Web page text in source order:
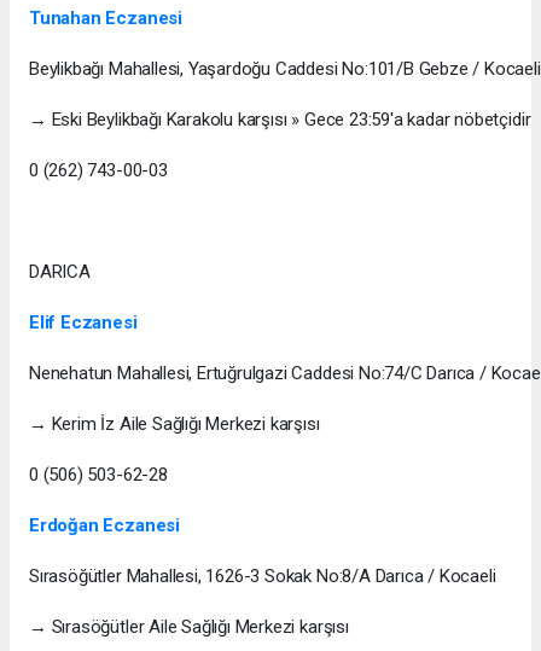
Tunahan Eczanesi
Beylikbağı Mahallesi, Yaşardoğu Caddesi No:101/B Gebze / Kocaeli
→ Eski Beylikbağı Karakolu karşısı » Gece 23:59'a kadar nöbetçidir
0 (262) 743-00-03
DARICA
Elif Eczanesi
Nenehatun Mahallesi, Ertuğrulgazi Caddesi No:74/C Darıca /
→ Kerim İz Aile Sağlığı Merkezi karşısı
0 (506) 503-62-28
Erdoğan Eczanesi
Sırasöğütler Mahallesi, 1626-3 Sokak No:8/A Darıca / Kocaeli
→ Sırasöğütler Aile Sağlığı Merkezi karşısı